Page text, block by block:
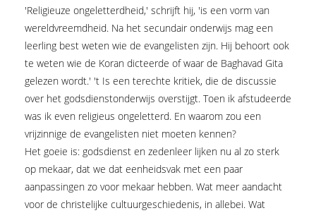
'Religieuze ongeletterdheid,' schrijft hij, 'is een vorm van
wereldvreemdheid. Na het secundair onderwijs mag een
leerling best weten wie de evangelisten zijn. Hij behoort ook
te weten wie de Koran dicteerde of waar de Baghavad Gita
gelezen wordt.' 't Is een terechte kritiek, die de discussie
over het godsdienstonderwijs overstijgt. Toen ik afstudeerde
was ik even religieus ongeletterd. En waarom zou een
vrijzinnige de evangelisten niet moeten kennen?
Het goeie is: godsdienst en zedenleer lijken nu al zo sterk
op mekaar, dat we dat eenheidsvak met een paar
aanpassingen zo voor mekaar hebben. Wat meer aandacht
voor de christelijke cultuurgeschiedenis, in allebei. Wat